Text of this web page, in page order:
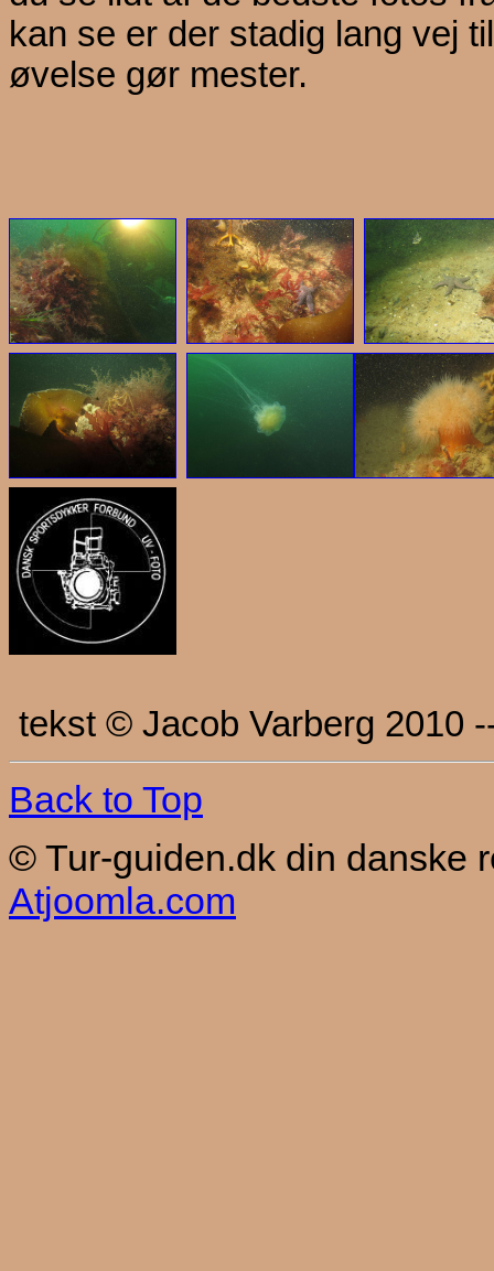
kan se er der stadig lang vej
øvelse gør mester.
tekst © Jacob Varberg 2010
Back to Top
© Tur-guiden.dk din danske
Atjoomla.com